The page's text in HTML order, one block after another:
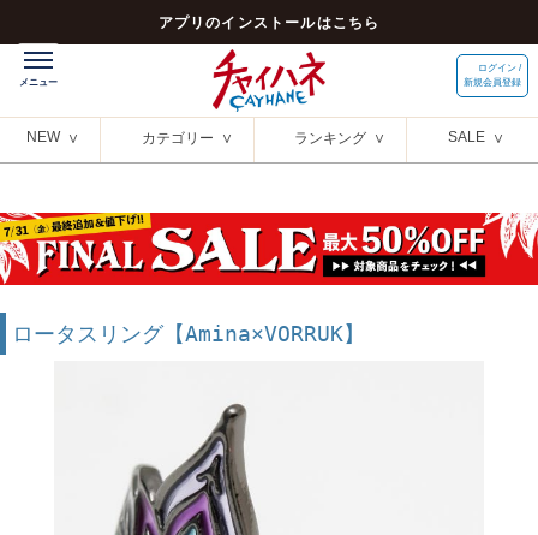
アプリのインストールはこちら
ログイン /
新規会員登録
NEW カテゴリー ランキング SALE
ロータスリング【Amina×VORRUK】